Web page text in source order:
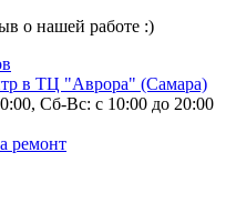
о нашей работе :)
в ТЦ "Аврора" (Самара)
Сб-Вс: с 10:00 до 20:00
ремонт